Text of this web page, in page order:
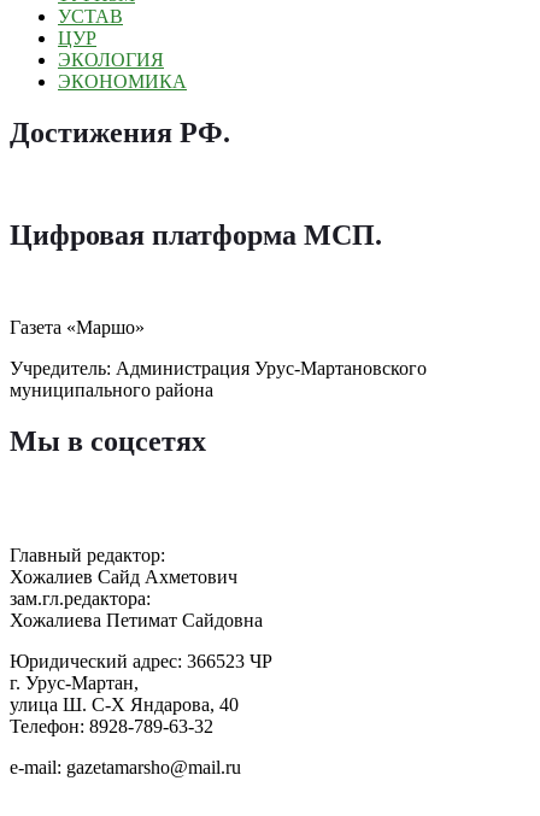
УСТАВ
ЦУР
ЭКОЛОГИЯ
ЭКОНОМИКА
Достижения РФ.
Цифровая платформа МСП.
Газета «Маршо»
Учредитель: Администрация Урус-Мартановского
муниципального района
Мы в соцсетях
Главный редактор:
Хожалиев Сайд Ахметович
зам.гл.редактора:
Хожалиева Петимат Сайдовна
Юридический адрес: 366523 ЧР
г. Урус-Мартан,
улица Ш. С-Х Яндарова, 40
Телефон: 8928-789-63-32
e-mail: gazetamarsho@mail.ru